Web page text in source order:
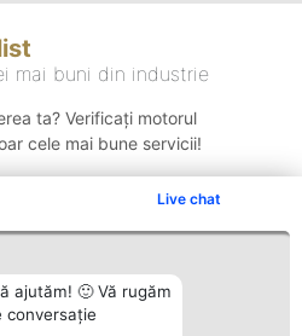
Live chat
ajutăm! 🙂 Vă rugăm
conversație
mai buni din industrie
ta? Verificați motorul
cele mai bune servicii!